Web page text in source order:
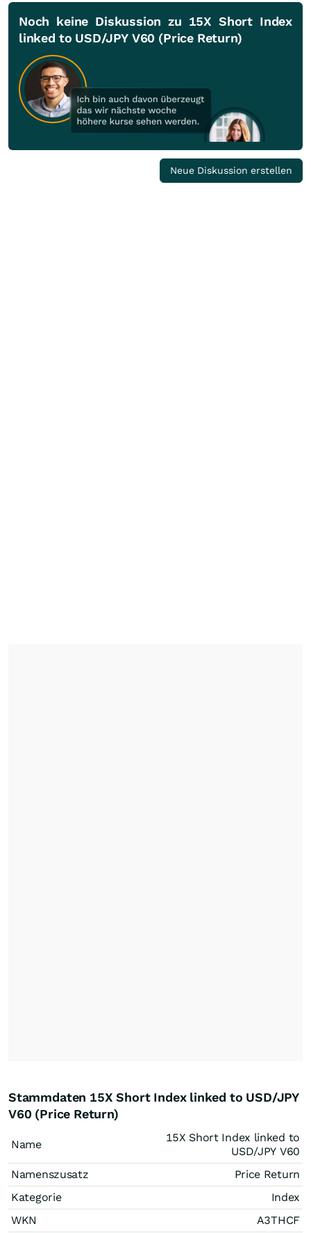
Noch keine Diskussion zu 15X Short Index
linked to USD/JPY V60 (Price Return)
Neue Diskussion erstellen
Stammdaten 15X Short Index linked to USD/JPY
V60 (Price Return)
Name
15X Short Index linked to
USD/JPY V60
Namenszusatz
Price Return
Kategorie
Index
WKN
A3THCF